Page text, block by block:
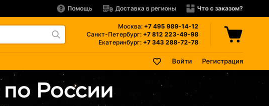
Помощь Доставка в регионы Что с заказом?
Москва: +7 495 989-14-12
Санкт-Петербург: +7 812 223-49-98
Екатеринбург: +7 343 288-72-78
Войти Регистрация